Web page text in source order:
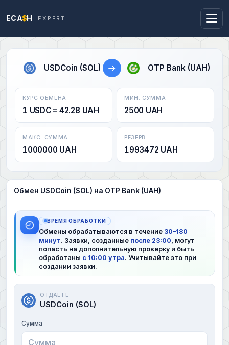
ECA$H EXPERT
USDCoin (SOL) → OTP Bank (UAH)
КУРС ОБМЕНА
1 USDC = 42.28 UAH
МИН. СУММА
2500 UAH
МАКС. СУММА
1000000 UAH
РЕЗЕРВ
1993472 UAH
Обмен USDCoin (SOL) на OTP Bank (UAH)
ВРЕМЯ ОБРАБОТКИ
Обмены обрабатываются в течение 30–180
минут. Заявки, созданные после 23:00 , могут
попасть на дополнительную проверку и быть
обработаны с 10:00 утра. Учитывайте это при
создании заявки.
ОТДАЕТЕ
USDCoin (SOL)
Сумма